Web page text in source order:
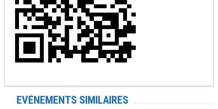
EVÉNEMENTS SIMILAIRES